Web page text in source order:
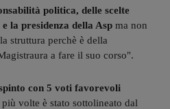
politica, delle scelte
la presidenza della Asp ma non
struttura perchè è della
a fare il suo corso".
con 5 voti favorevoli
volte è stato sottolineato dal